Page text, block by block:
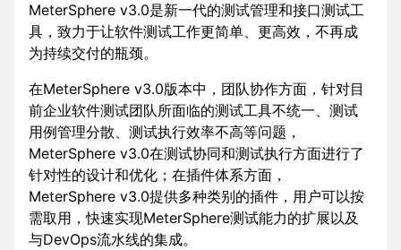
MeterSphere v3.0是新一代的测试管理和接口测试工
具，致力于让软件测试工作更简单、更高效，不再成
为持续交付的瓶颈。
在MeterSphere v3.0版本中，团队协作方面，针对目
前企业软件测试团队所面临的测试工具不统一、测试
用例管理分散、测试执行效率不高等问题，
MeterSphere v3.0在测试协同和测试执行方面进行了
针对性的设计和优化；在插件体系方面，
MeterSphere v3.0提供多种类别的插件，用户可以按
需取用，快速实现MeterSphere测试能力的扩展以及
与DevOps流水线的集成。